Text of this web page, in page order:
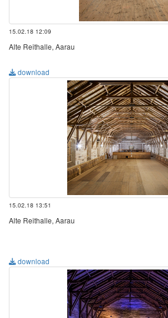
15.02.18 12:09
Alte Reithalle, Aarau
download
15.02.18 13:51
Alte Reithalle, Aarau
download